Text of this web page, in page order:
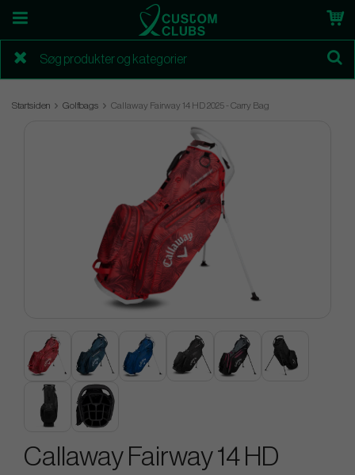
Startsiden Golfbags Callaway Fairway 14 HD 2025 - Carry Bag
Callaway Fairway 14 HD